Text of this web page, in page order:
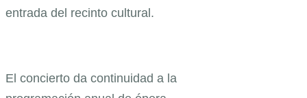
entrada del recinto cultural.
El concierto da continuidad a la